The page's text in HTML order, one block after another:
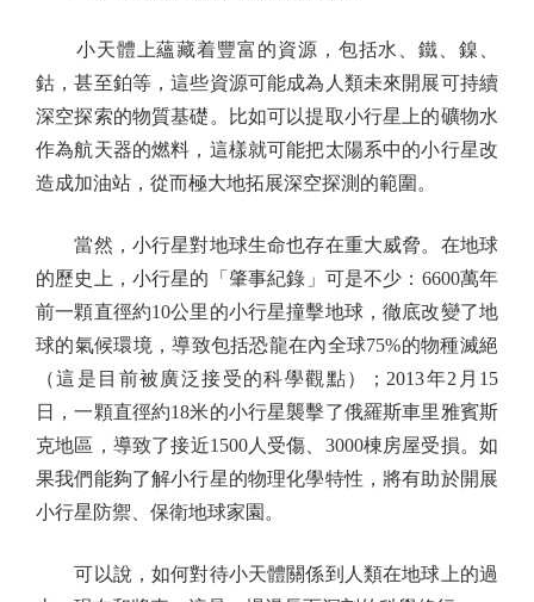
小天體上蘊藏着豐富的資源，包括水、鐵、鎳、
鈷，甚至鉑等，這些資源可能成為人類未來開展可持續
深空探索的物質基礎。比如可以提取小行星上的礦物水
作為航天器的燃料，這樣就可能把太陽系中的小行星改
造成加油站，從而極大地拓展深空探測的範圍。
當然，小行星對地球生命也存在重大威脅。在地球
的歷史上，小行星的「肇事紀錄」可是不少：6600萬年
前一顆直徑約10公里的小行星撞擊地球，徹底改變了地
球的氣候環境，導致包括恐龍在內全球75%的物種滅絕
（這是目前被廣泛接受的科學觀點）；2013年2月15
日，一顆直徑約18米的小行星襲擊了俄羅斯車里雅賓斯
克地區，導致了接近1500人受傷、3000棟房屋受損。如
果我們能夠了解小行星的物理化學特性，將有助於開展
小行星防禦、保衛地球家園。
可以說，如何對待小天體關係到人類在地球上的過